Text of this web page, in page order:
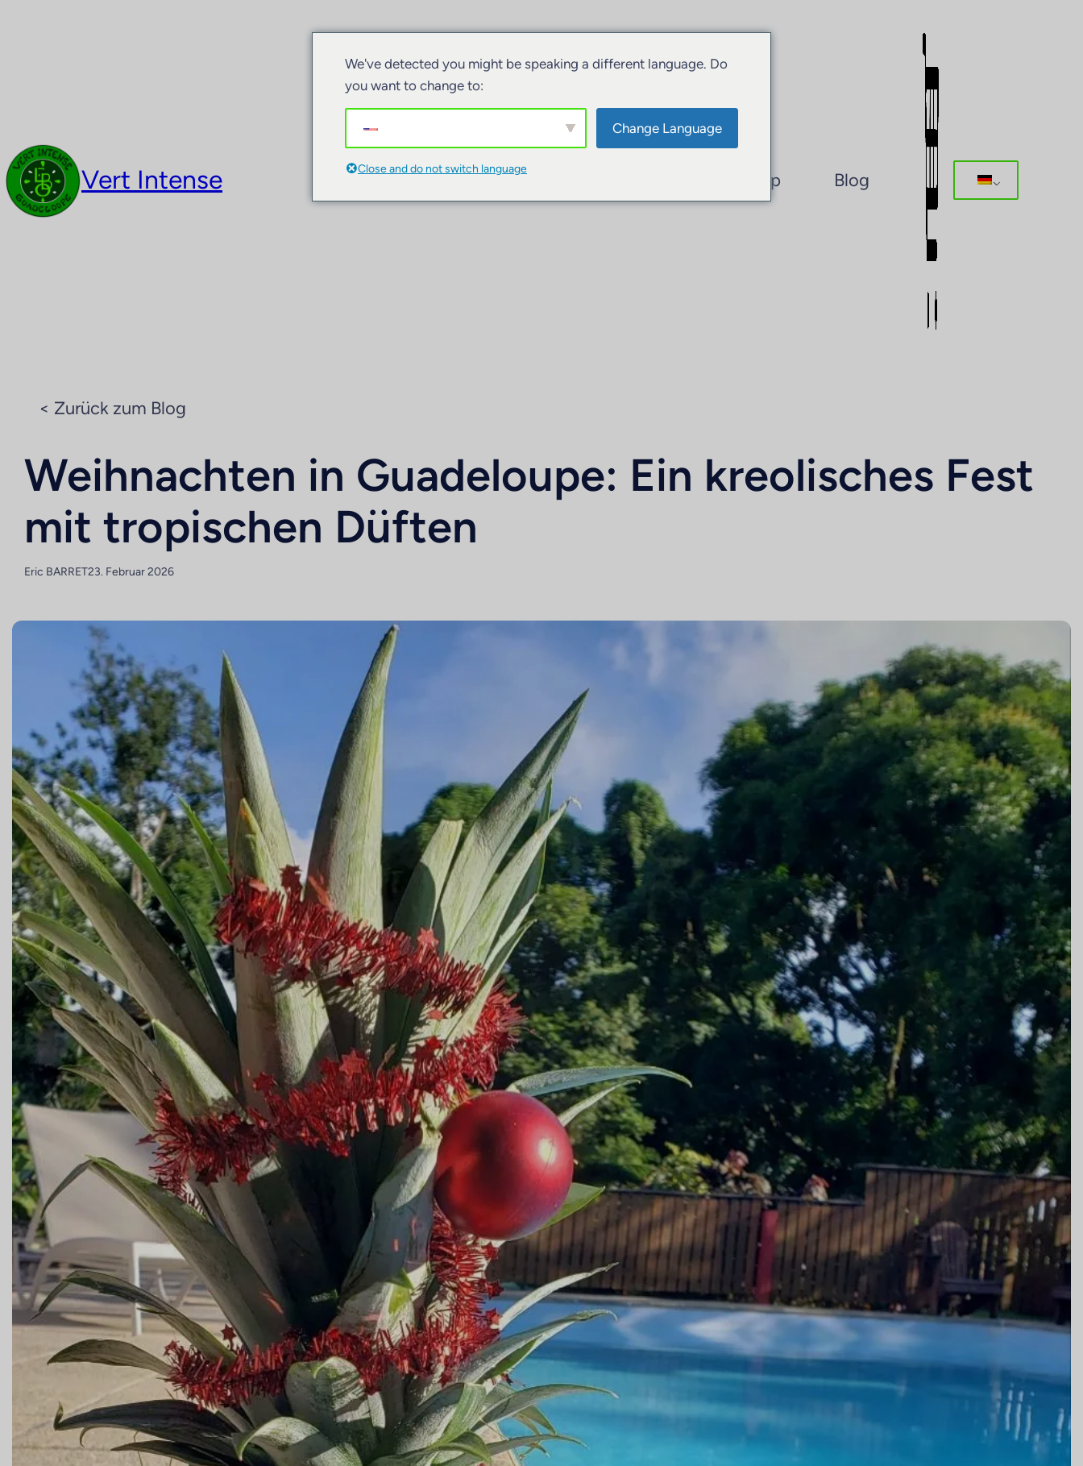
Vert Intense Aktivitäten Unterkünfte Shop Blog
< Zurück zum Blog
Weihnachten in Guadeloupe: Ein kreolisches Fest
mit tropischen Düften
Eric BARRET23. Februar 2026
We've detected you might be speaking a different language. Do
you want to change to:
Change Language
Close and do not switch language